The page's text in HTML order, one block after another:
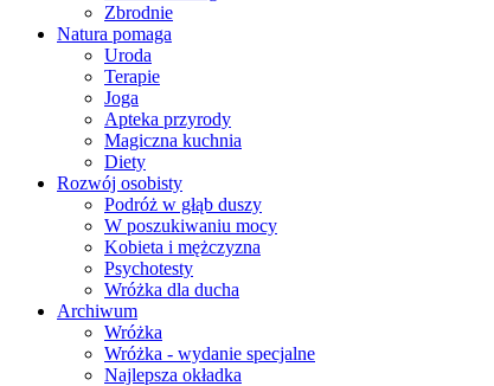
Zbrodnie
Natura pomaga
Uroda
Terapie
Joga
Apteka przyrody
Magiczna kuchnia
Diety
Rozwój osobisty
Podróż w głąb duszy
W poszukiwaniu mocy
Kobieta i mężczyzna
Psychotesty
Wróżka dla ducha
Archiwum
Wróżka
Wróżka - wydanie specjalne
Najlepsza okładka